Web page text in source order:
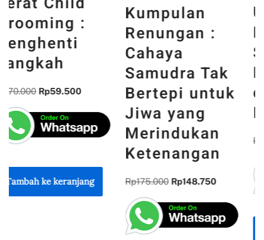
Kumpulan
Renungan :
Cahaya
Samudra Tak
Bertepi untuk
Jiwa yang
Merindukan
Rp175.000 Rp148.750
Untuk Masa
Depan :
Secercah
Kontribusi
dari Bidang
Informatika
Rp85.000 Rp 72.250
Tambah ke keranjang